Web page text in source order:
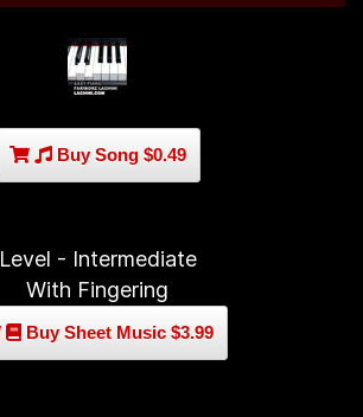
Buy Song $0.49
Level - Intermediate
With Fingering
Buy Sheet Music $3.99